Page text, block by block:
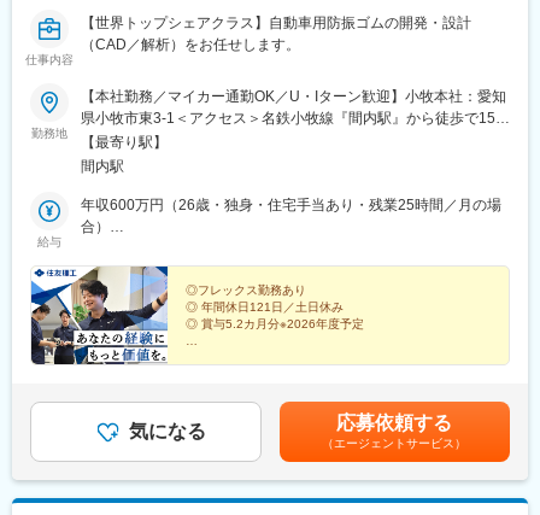
駅、日吉町駅、東静岡駅、興津駅、西焼津駅、御厨駅(静岡県)、八
幡駅(静岡県)、積志駅、高塚駅、金指駅、ジヤトコ前駅、金谷駅、
駅、新安城駅、奥田駅、桜井駅(愛知県)、犬山口駅、吉浜駅(愛知
県)、勝川駅、榎戸駅(愛知県)、枇杷島駅、上横須賀駅、共和駅、
柏森駅、三河高浜駅、野間駅、古見駅(愛知県)、牛田駅(愛知県)、
永和駅、黒笹駅、乙川駅、三郷駅(愛知県)、中京競馬場前駅、稲沢
ム前矢田駅、笠寺駅、日比野駅(名古屋市営)、鳴海駅、金城ふ頭
駅、麻生田駅、蓮花寺駅、菰野駅、伊勢朝日駅、四日市駅、中水
駅(大阪府)、千里丘駅、安治川口駅、トレードセンター前駅、御幣
島駅、南港口駅、大阪ビジネスパーク駅、桜ノ宮駅、十三駅、池
田駅(大阪府)、住道駅、八尾駅、園田駅、星ケ丘駅(大阪府)、西三
荘駅、三田駅(兵庫県)、猪名寺駅、仁川駅、桜川駅(大阪府)、大国
町駅、鴻池新田駅、兵庫駅、土山駅、播磨町駅、別府駅(兵庫県)、
マリンパーク駅、林崎松江海岸駅、阪神国道駅、香櫨園駅、向島
駅、亀岡駅、西京極駅、西院駅(京福線)、向日町駅、上鳥羽口駅、
城陽駅、長岡京駅、朝日野駅、武佐駅(滋賀県)、石部駅、三雲駅、
水口松尾駅、守山駅、南草津駅、瀬田駅(滋賀県)、野洲駅、篠原駅
仕事内容
【世界トップシェアクラス】自動車用防振ゴムの開発・設計
（CAD／解析）をお任せします。
勤務地
【本社勤務／マイカー通勤OK／U・Iターン歓迎】小牧本社：愛知
県小牧市東3-1＜アクセス＞名鉄小牧線『間内駅』から徒歩で15分
◎グローバルに活躍することも可能！海外展開をしている当社で
は、海外出張や本人の希望により将来的には海外赴任のチャンス
含む異動が発生する可能性があります。※受動喫煙対策：敷地内全
面禁煙※リモートワーク相談可
【最寄り駅】
間内駅
給与
年収600万円（26歳・独身・住宅手当あり・残業25時間／月の場
合）
月の場合）
◎フレックス勤務あり
◎ 年間休日121日／土日休み
◎ 賞与5.2カ月分※2026年度予定
気になる 応募依頼する
（エージェントサービス）